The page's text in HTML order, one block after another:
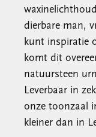
dierbare man,
kunt inspiratie
komt dit
natuursteen
Leverbaar in
onze toonzaal
kleiner dan in